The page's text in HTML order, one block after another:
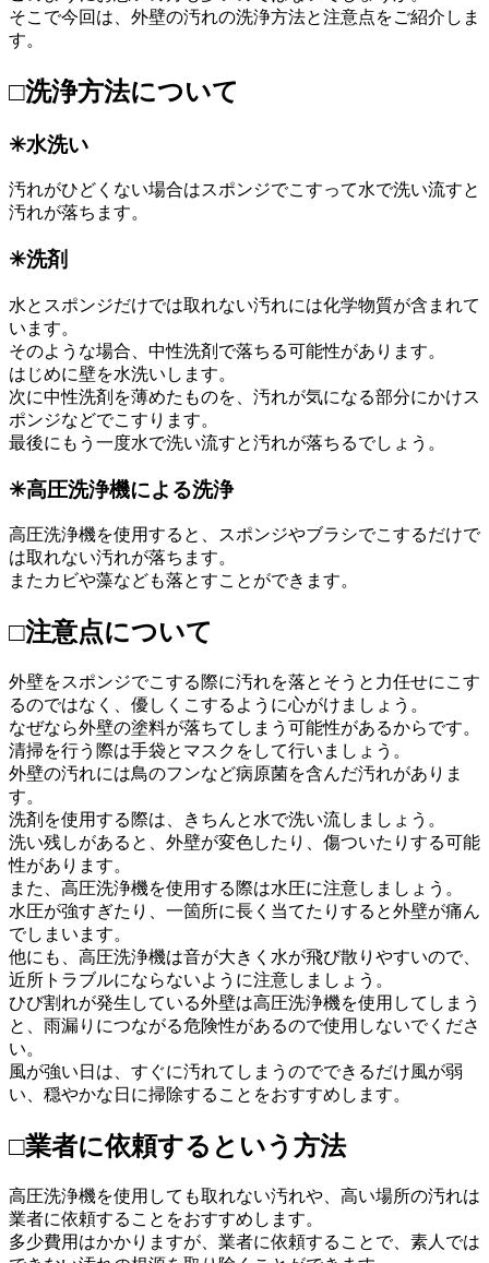
そこで今回は、外壁の汚れの洗浄方法と注意点をご紹介しま
す。
□洗浄方法について
✳︎水洗い
汚れがひどくない場合はスポンジでこすって水で洗い流すと
汚れが落ちます。
✳︎洗剤
水とスポンジだけでは取れない汚れには化学物質が含まれて
います。
そのような場合、中性洗剤で落ちる可能性があります。
はじめに壁を水洗いします。
次に中性洗剤を薄めたものを、汚れが気になる部分にかけス
ポンジなどでこすります。
最後にもう一度水で洗い流すと汚れが落ちるでしょう。
✳︎高圧洗浄機による洗浄
高圧洗浄機を使用すると、スポンジやブラシでこするだけで
は取れない汚れが落ちます。
またカビや藻なども落とすことができます。
□注意点について
外壁をスポンジでこする際に汚れを落とそうと力任せにこす
るのではなく、優しくこするように心がけましょう。
なぜなら外壁の塗料が落ちてしまう可能性があるからです。
清掃を行う際は手袋とマスクをして行いましょう。
外壁の汚れには鳥のフンなど病原菌を含んだ汚れがありま
す。
洗剤を使用する際は、きちんと水で洗い流しましょう。
洗い残しがあると、外壁が変色したり、傷ついたりする可能
性があります。
また、高圧洗浄機を使用する際は水圧に注意しましょう。
水圧が強すぎたり、一箇所に長く当てたりすると外壁が痛ん
でしまいます。
他にも、高圧洗浄機は音が大きく水が飛び散りやすいので、
近所トラブルにならないように注意しましょう。
ひび割れが発生している外壁は高圧洗浄機を使用してしまう
と、雨漏りにつながる危険性があるので使用しないでくださ
い。
風が強い日は、すぐに汚れてしまうのでできるだけ風が弱
い、穏やかな日に掃除することをおすすめします。
□業者に依頼するという方法
高圧洗浄機を使用しても取れない汚れや、高い場所の汚れは
業者に依頼することをおすすめします。
多少費用はかかりますが、業者に依頼することで、素人では